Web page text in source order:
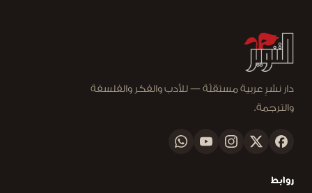
دار نشرٍ عربية مستقلّة — للأدب والفكر والفلسفة
والترجمة.
روابط